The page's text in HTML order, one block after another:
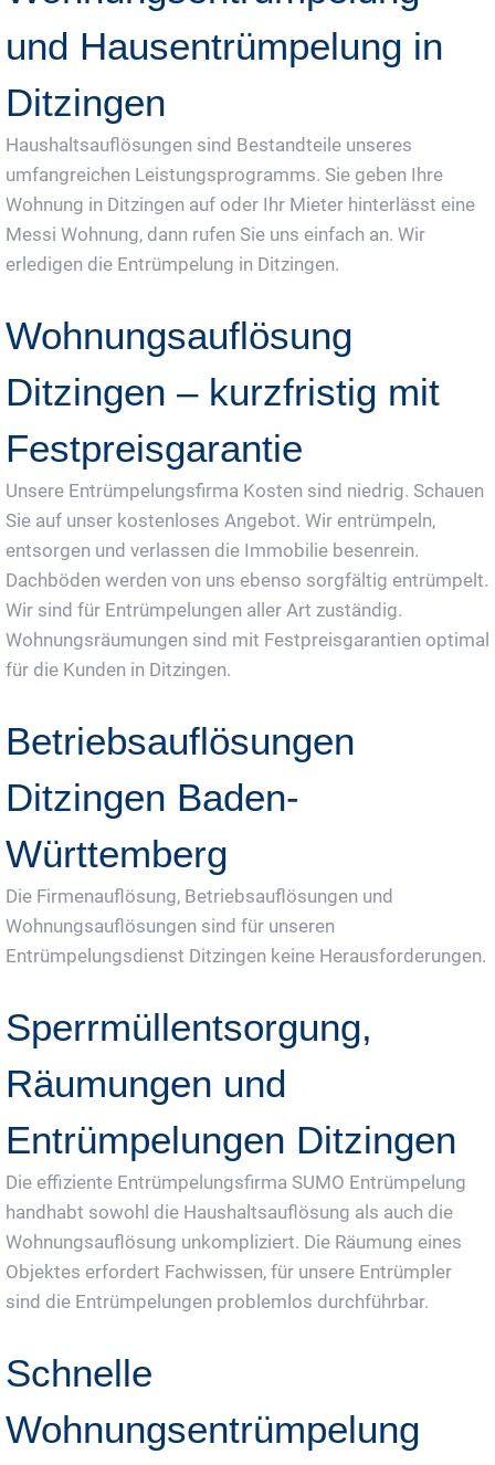
und Hausentrümpelung in
Ditzingen
Haushaltsauflösungen sind Bestandteile unseres
umfangreichen Leistungsprogramms. Sie geben Ihre
Wohnung in Ditzingen auf oder Ihr Mieter hinterlässt eine
Messi Wohnung, dann rufen Sie uns einfach an. Wir
erledigen die Entrümpelung in Ditzingen.
Wohnungsauflösung
Ditzingen – kurzfristig mit
Festpreisgarantie
Unsere Entrümpelungsfirma Kosten sind niedrig. Schauen
Sie auf unser kostenloses Angebot. Wir entrümpeln,
entsorgen und verlassen die Immobilie besenrein.
Dachböden werden von uns ebenso sorgfältig entrümpelt.
Wir sind für Entrümpelungen aller Art zuständig.
Wohnungsräumungen sind mit Festpreisgarantien optimal
für die Kunden in Ditzingen.
Betriebsauflösungen
Ditzingen Baden-
Württemberg
Die Firmenauflösung, Betriebsauflösungen und
Wohnungsauflösungen sind für unseren
Entrümpelungsdienst Ditzingen keine Herausforderungen.
Sperrmüllentsorgung,
Räumungen und
Entrümpelungen Ditzingen
Die effiziente Entrümpelungsfirma SUMO Entrümpelung
handhabt sowohl die Haushaltsauflösung als auch die
Wohnungsauflösung unkompliziert. Die Räumung eines
Objektes erfordert Fachwissen, für unsere Entrümpler
sind die Entrümpelungen problemlos durchführbar.
Schnelle
Wohnungsentrümpelung